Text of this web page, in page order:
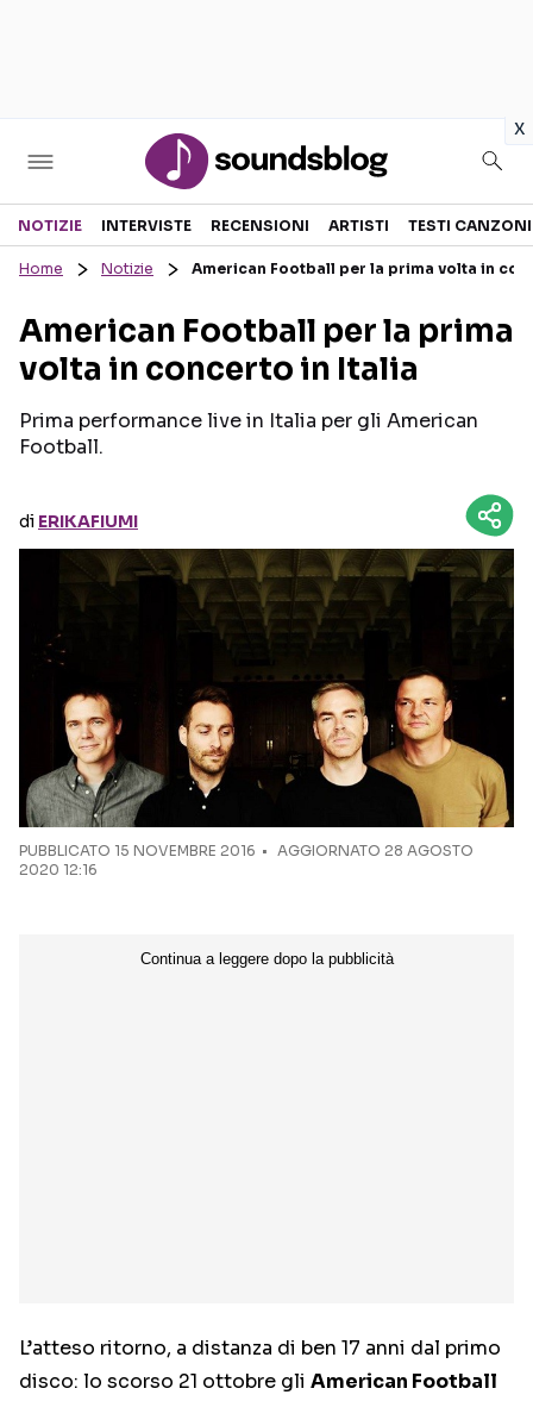
x
Sezioni
RECENSIONI MUSICALI
INTERVISTE
GOSSIP E CURIOSITÀ
TESTI CANZONI
TOUR ED EVENTI
TALENT SHOW
Seguici sui social
NOTIZIE INTERVISTE RECENSIONI ARTISTI TESTI CANZONI
Home Notizie American Football per la prima volta in
American Football per la prima
volta in concerto in Italia
Prima performance live in Italia per gli American
Football.
di ERIKAFIUMI
PUBBLICATO 15 NOVEMBRE 2016
AGGIORNATO 28 AGOSTO
2020 12:16
L’atteso ritorno, a distanza di ben 17 anni dal primo
disco: lo scorso 21 ottobre gli American Football